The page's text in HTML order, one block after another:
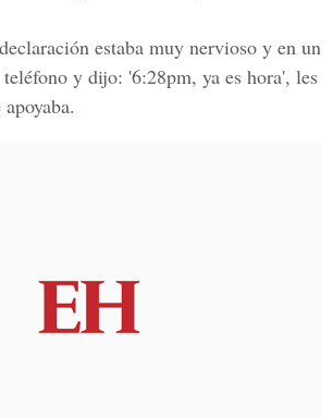
estaba muy nervioso y en un
y dijo: '6:28pm, ya es hora', les